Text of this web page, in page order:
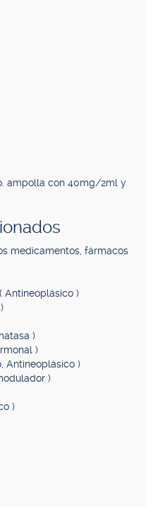
ampolla con 40mg/2ml y
medicamentos, fármacos
( Antineoplásico )
)
)
Antineoplásico )
)
)